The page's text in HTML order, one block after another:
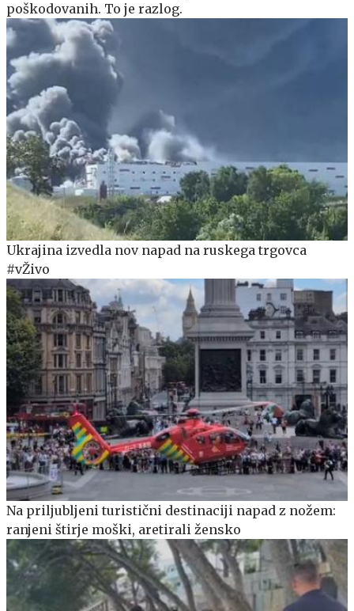
poškodovanih. To je razlog.
Ukrajina izvedla nov napad na ruskega trgovca
#vŽivo
Na priljubljeni turistični destinaciji napad z nožem:
ranjeni štirje moški, aretirali žensko